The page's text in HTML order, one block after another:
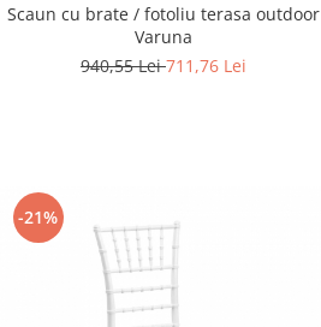
Scaun cu brate / fotoliu terasa outdoor
Varuna
940,55 Lei711,76 Lei
-21%